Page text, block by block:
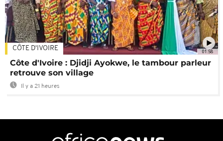
01:58
CÔTE D'IVOIRE
Côte d'Ivoire : Djidji Ayokwe, le tambour parleur
retrouve son village
Il y a 21 heures